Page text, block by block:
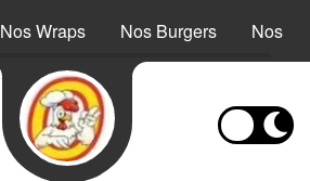
Nos Wraps Nos Burgers Nos